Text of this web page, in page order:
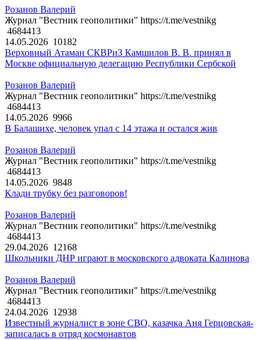
Розанов Валерий
Журнал "Вестник геополитики" https://t.me/vestnikg
4684413
14.05.2026 10182
Верховный Атаман СКВРиЗ Камшилов В. В. принял в
Москве официальную делегацию Республики Сербской
Розанов Валерий
Журнал "Вестник геополитики" https://t.me/vestnikg
4684413
14.05.2026 9966
В Балашихе, человек упал с 14 этажа и остался жив
Розанов Валерий
Журнал "Вестник геополитики" https://t.me/vestnikg
4684413
14.05.2026 9848
Клади трубку без разговоров!
Розанов Валерий
Журнал "Вестник геополитики" https://t.me/vestnikg
4684413
29.04.2026 12168
Школьники ДНР играют в московского адвоката Калинова
Розанов Валерий
Журнал "Вестник геополитики" https://t.me/vestnikg
4684413
24.04.2026 12938
Известный журналист в зоне СВО, казачка Аня Герцовская-
записалась в отряд космонавтов